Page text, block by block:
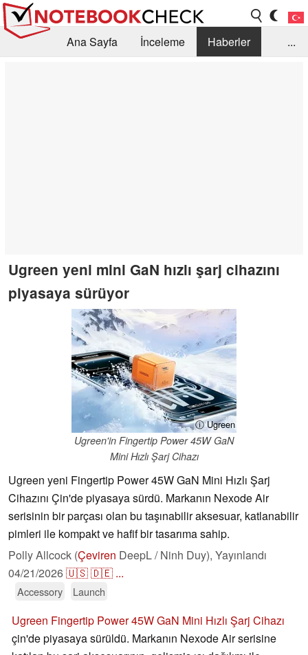
Ana Sayfa İnceleme
Haberler
...
Ugreen yeni mini GaN hızlı şarj cihazını
piyasaya sürüyor
ⓘ Ugreen
Ugreen'in Fingertip Power 45W GaN
Mini Hızlı Şarj Cihazı
Ugreen yeni Fingertip Power 45W GaN Mini Hızlı Şarj
Cihazını Çin'de piyasaya sürdü. Markanın Nexode Air
serisinin bir parçası olan bu taşınabilir aksesuar, katlanabilir
pimleri ile kompakt ve hafif bir tasarıma sahip.
Polly Allcock (Çeviren DeepL / Ninh Duy), Yayınlandı
04/21/2026🇺🇸🇩🇪 ...
Accessory Launch
Ugreen Fingertip Power 45W GaN Mini Hızlı Şarj Cihazı
çin'de piyasaya sürüldü. Markanın Nexode Air serisine